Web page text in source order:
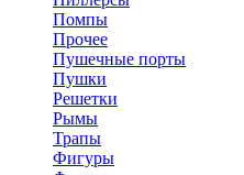
Помпы
Прочее
Пушечные порты
Пушки
Решетки
Рымы
Трапы
Фигуры